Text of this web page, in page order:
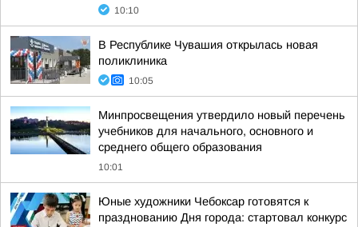
10:10
В Республике Чувашия открылась новая
поликлиника
10:05
Минпросвещения утвердило новый перечень
учебников для начального, основного и
среднего общего образования
10:01
Юные художники Чебоксар готовятся к
празднованию Дня города: стартовал конкурс